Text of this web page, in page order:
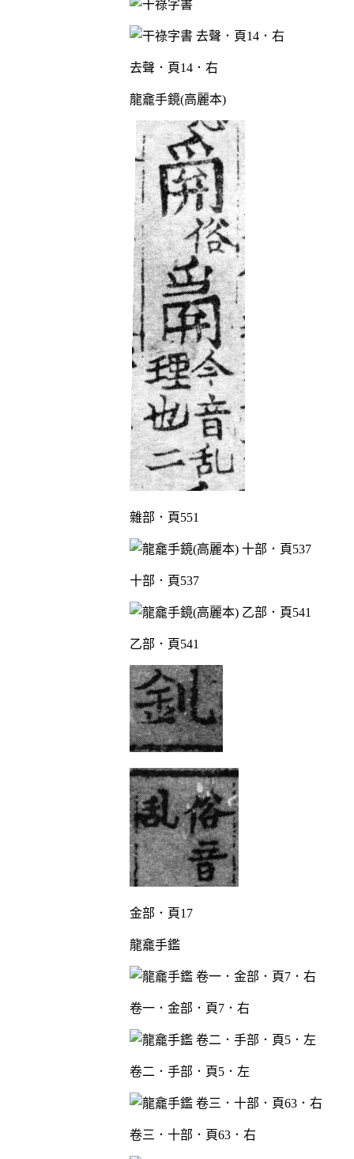
去聲．頁14．右
龍龕手鏡(高麗本)
雜部．頁551
十部．頁537
乙部．頁541
金部．頁17
龍龕手鑑
卷一．金部．頁7．右
卷二．手部．頁5．左
卷三．十部．頁63．右